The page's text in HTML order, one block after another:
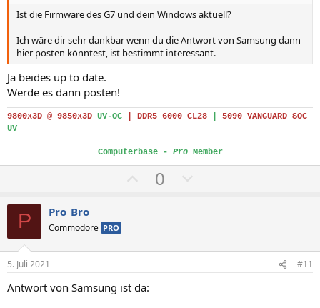
S
t
i
m
e
S
t
i
m
e
Ist die Firmware des G7 und dein Windows aktuell?
Ich wäre dir sehr dankbar wenn du die Antwort von Samsung dann
hier posten könntest, ist bestimmt interessant.
Ja beides up to date.
Werde es dann posten!
9800x3D @ 9850x3D UV-OC DDR5 6000 CL28
5090 VANGUARD SOC
UV
Computerbase - ProMember
o
t
v
e
0
e
t
v
P Pro_Bro
Commodore PRO
5. Juli 2021 #11
Antwort von Samsung ist da: